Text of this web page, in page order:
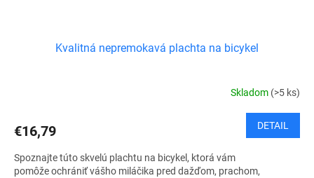
Kvalitná nepremokavá plachta na bicykel
Skladom (>5 ks)
€16,79 DETAIL
Spoznajte túto skvelú plachtu na bicykel, ktorá vám
pomôže ochrániť vášho miláčika pred dažďom, prachom,